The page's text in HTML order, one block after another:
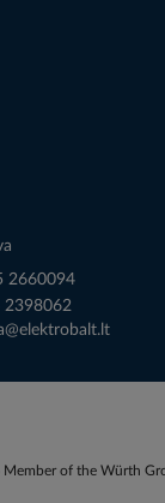
2660094
2398062
of the Würth